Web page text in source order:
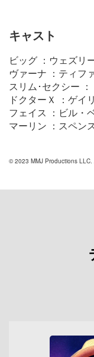
キャスト
ビッグ ：ウェズ
ヴァーナ ：ティ
スリム･セクシー
ドクターＸ ：ゲ
フェイス ：ビル
マーリン ：スペ
© 2023 MMJ Productions LLC.